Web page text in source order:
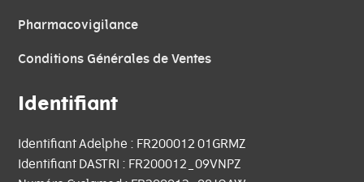
Pharmacovigilance
Conditions Générales de Ventes
Identifiant
Identifiant Adelphe : FR200012 01GRMZ
Identifiant DASTRI : FR200012_09VNPZ